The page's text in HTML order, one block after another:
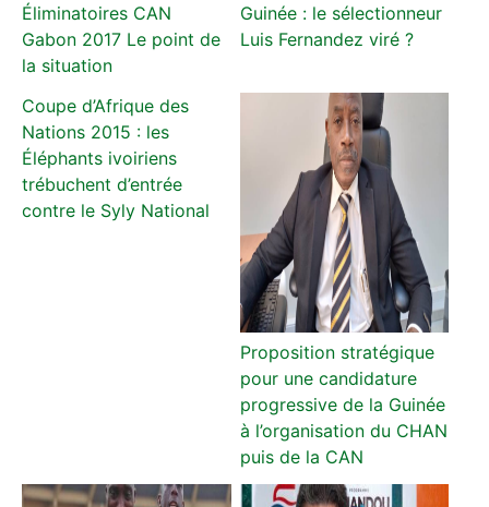
Éliminatoires CAN
Gabon 2017 Le point de
la situation
Guinée : le sélectionneur
Luis Fernandez viré ?
Coupe d’Afrique des
Nations 2015 : les
Éléphants ivoiriens
trébuchent d’entrée
contre le Syly National
Proposition stratégique
pour une candidature
progressive de la Guinée
à l’organisation du CHAN
puis de la CAN